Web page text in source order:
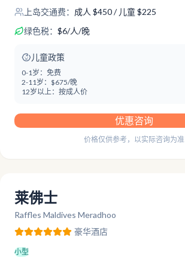
上岛交通费： 成人 $450/ 儿童 $225
绿色税： $6/人/晚
儿童政策
0-1岁： 免费
2-11岁： $675/晚
12岁以上： 按成人价
优惠咨询
价格仅供参考，以实际咨询为准
莱佛士
Raffles Maldives Meradhoo
豪华酒店
小型